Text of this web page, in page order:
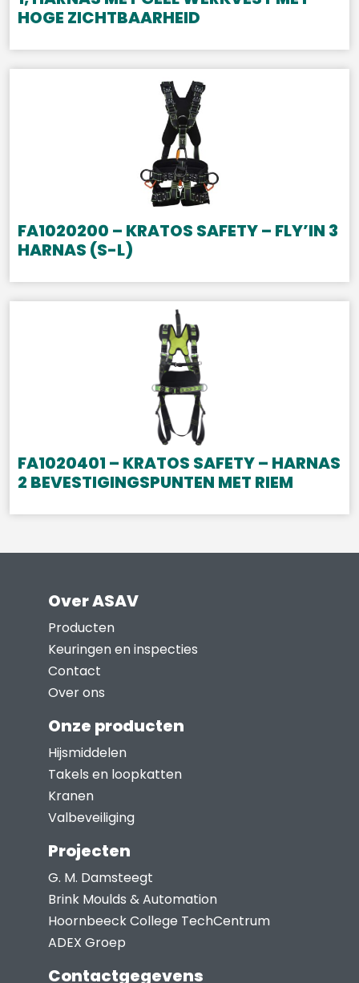
HOGE ZICHTBAARHEID
FA1020200 – KRATOS SAFETY – FLY’IN 3
HARNAS (S-L)
FA1020401 – KRATOS SAFETY – HARNAS
2 BEVESTIGINGSPUNTEN MET RIEM
Over ASAV
Producten
Keuringen en inspecties
Contact
Over ons
Onze producten
Hijsmiddelen
Takels en loopkatten
Kranen
Valbeveiliging
Projecten
G. M. Damsteegt
Brink Moulds & Automation
Hoornbeeck College TechCentrum
ADEX Groep
Contactgegevens